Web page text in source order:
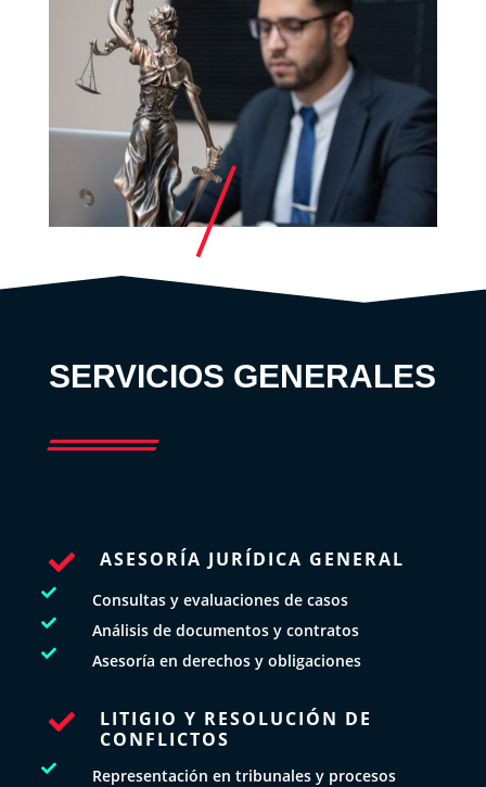
SERVICIOS GENERALES
 ASESORÍA JURÍDICA GENERAL
 Consultas y evaluaciones de casos
 Análisis de documentos y contratos
 Asesoría en derechos y obligaciones

LITIGIO Y RESOLUCIÓN DE
CONFLICTOS

Representación en tribunales y procesos